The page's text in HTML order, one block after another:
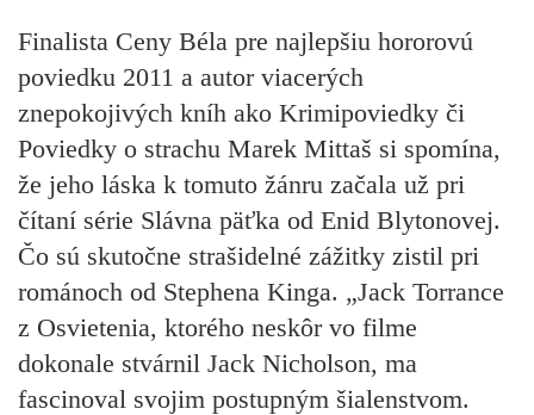
Finalista Ceny Béla pre najlepšiu hororovú
poviedku 2011 a autor viacerých
znepokojivých kníh ako Krimipoviedky či
Poviedky o strachu Marek Mittaš si spomína,
že jeho láska k tomuto žánru začala už pri
čítaní série Slávna päťka od Enid Blytonovej.
Čo sú skutočne strašidelné zážitky zistil pri
románoch od Stephena Kinga. „Jack Torrance
z Osvietenia, ktorého neskôr vo filme
dokonale stvárnil Jack Nicholson, ma
fascinoval svojim postupným šialenstvom.